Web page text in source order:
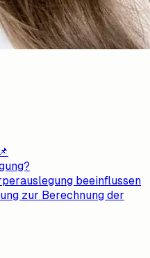
beeinflussen
zur Berechnung der